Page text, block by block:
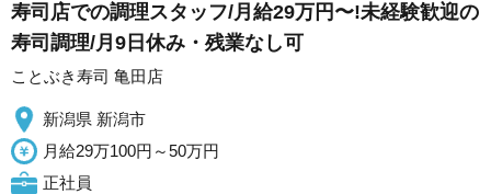
寿司店での調理スタッフ/月給29万円〜!未経験歓迎の
寿司調理/月9日休み・残業なし可
ことぶき寿司 亀田店
新潟県 新潟市
月給29万100円～50万円
正社員